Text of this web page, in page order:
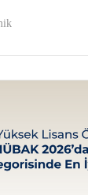
kuruluşları,